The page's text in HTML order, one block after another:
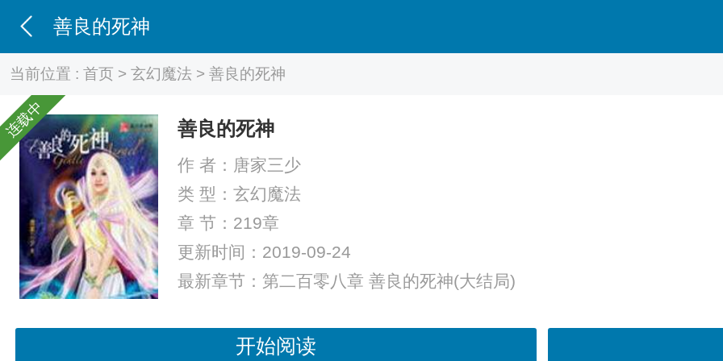
善良的死神
当前位置 :首页 >玄幻魔法 > 善良的死神
连载中 善良的死神
作 者： 唐家三少
类 型： 玄幻魔法
章 节：219章
更新时间：2019-09-24
最新章节： 第二百零八章 善良的死神(大结局)
开始阅读